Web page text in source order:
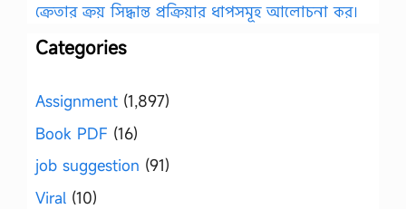
ক্রেতার ক্রয় সিদ্ধান্ত প্রক্রিয়ার ধাপসমূহ আলোচনা কর।
Categories
Assignment (1,897)
Book PDF (16)
job suggestion (91)
Viral (10)